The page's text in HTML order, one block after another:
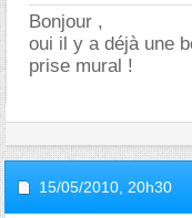
Bonjour ,
oui il y a déjà une
prise mural !
15/05/2010, 20h30